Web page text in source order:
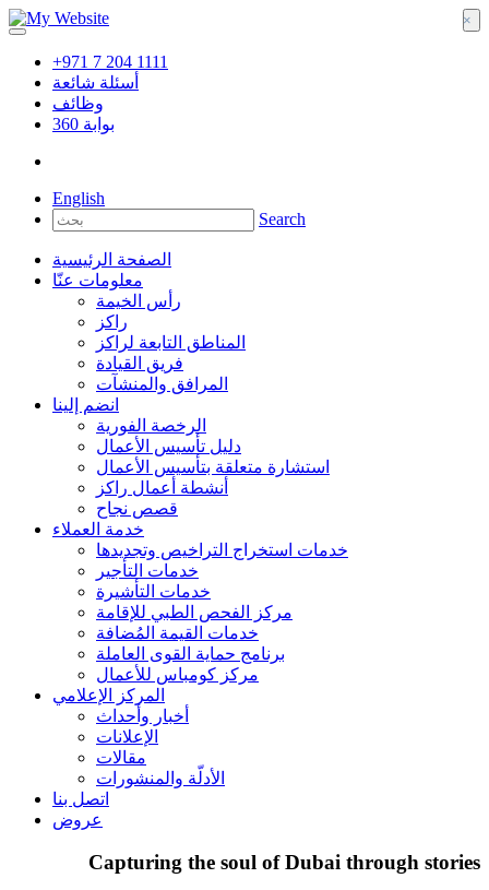
+971 7 204 1111
أسئلة شائعة
وظائف
360 بوابة
English
Search
الصفحة الرئيسية
معلومات عنّا
رأس الخيمة
راكز
المناطق التابعة لراكز
فريق القيادة
المرافق والمنشآت
انضم إلينا
الرخصة الفورية
دليل تأسيس الأعمال
استشارة متعلقة بتأسيس الأعمال
أنشطة أعمال راكز
قصص نجاح
خدمة العملاء
خدمات استخراج التراخيص وتجديدها
خدمات التأجير
خدمات التأشيرة
مركز الفحص الطبي للإقامة
خدمات القيمة المُضافة
برنامج حماية القوى العاملة
مركز كومباس للأعمال
المركز الإعلامي
أخبار وأحداث
الإعلانات
مقالات
الأدلّة والمنشورات
اتصل بنا
عروض
Capturing the soul of Dubai through stories
×